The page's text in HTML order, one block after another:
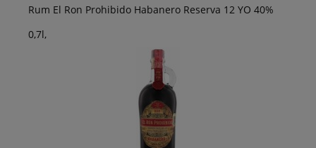
Rum El Ron Prohibido Habanero Reserva 12 YO 40%
0,7l,